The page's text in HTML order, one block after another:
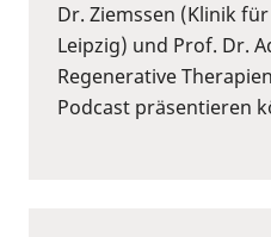
Dr. Ziemssen (Klinik
Leipzig) und Prof. Dr.
Regenerative
Podcast präsentieren